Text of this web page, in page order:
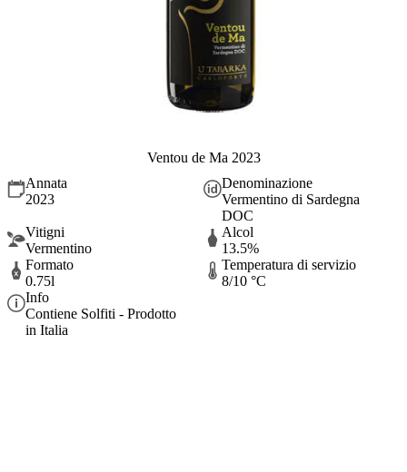
Ventou de Ma 2023
Annata
2023
Denominazione
Vermentino di Sardegna
DOC
Vitigni
Vermentino
Alcol
13.5%
Formato
0.75l
Temperatura di servizio
8/10 °C
Info
Contiene Solfiti - Prodotto
in Italia